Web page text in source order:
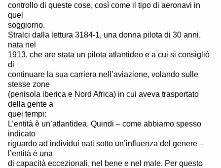
controllo di queste cose, così come il tipo di aeronavi in
quel
soggiorno.
Stralci dalla lettura 3184-1, una donna pilota di 30 anni,
nata nel
1913, che are stata un pilota atlantideo e a cui si consigliò
di
continuare la sua carriera nell’aviazione, volando sulle
stesse zone
(penisola iberica e Nord Africa) in cui aveva trasportato
della gente a
quei tempi:
L’entità è un’atlantidea. Quindi – come abbiamo spesso
indicato
riguardo ad individui nati sotto un’influenza del genere –
l’entità è una
di capacità eccezionali, nel bene e nel male. Per questo